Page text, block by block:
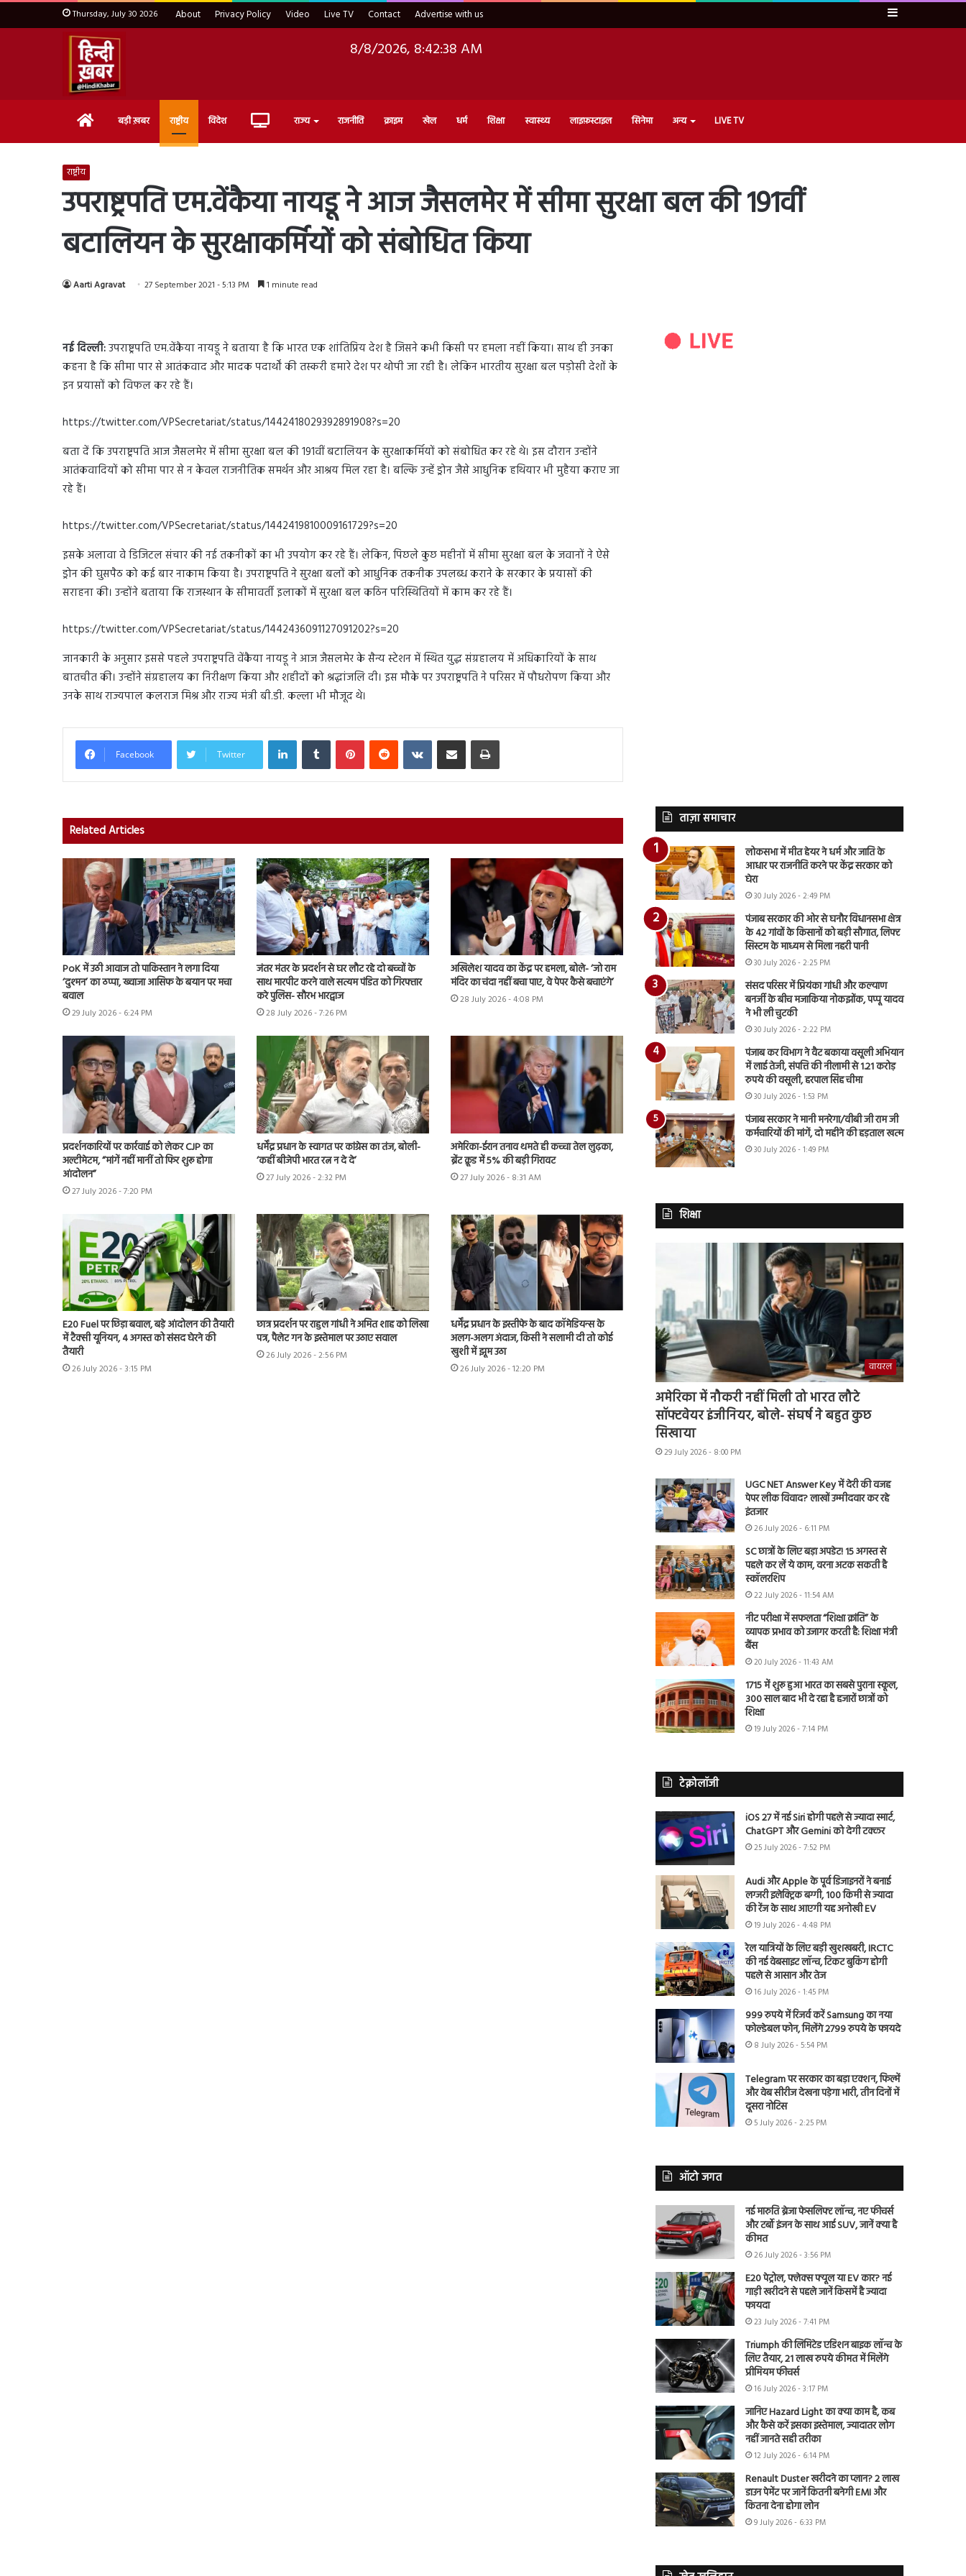
Thursday, July 30 2026 About Privacy Policy Video Live TV Contact Advertise with us Sidebar
8/8/2026, 8:42:39 AM
Home बड़ी ख़बर राष्ट्रीय विदेश Live राज्य राजनीति क्राइम खेल धर्म शिक्षा स्वास्थ्य लाइफ़स्टाइल सिनेमा अन्य LIVE TV
राष्ट्रीय
उपराष्ट्रपति एम.वेंकैया नायडू ने आज जैसलमेर में सीमा सुरक्षा बल की 191वीं
बटालियन के सुरक्षाकर्मियों को संबोधित किया
Aarti Agravat 27 September 2021 - 5:13 PM 1 minute read
नई दिल्ली:उपराष्ट्रपति एम.वेंकैया नायडू ने बताया है कि भारत एक शांतिप्रिय देश है जिसने कभी किसी पर हमला नहीं किया। साथ ही उनका
कहना है कि सीमा पार से आतंकवाद और मादक पदार्थों की तस्करी हमारे देश पर थोपी जा रही है। लेकिन भारतीय सुरक्षा बल पड़ोसी देशों के
इन प्रयासों को विफल कर रहे हैं।
https://twitter.com/VPSecretariat/status/1442418029392891908?s=20
बता दें कि उपराष्ट्रपति आज जैसलमेर में सीमा सुरक्षा बल की 191वीं बटालियन के सुरक्षाकर्मियों को संबोधित कर रहे थे। इस दौरान उन्होंने
आतंकवादियों को सीमा पार से न केवल राजनीतिक समर्थन और आश्रय मिल रहा है। बल्कि उन्हें ड्रोन जैसे आधुनिक हथियार भी मुहैया कराए जा
रहे हैं।
https://twitter.com/VPSecretariat/status/1442419810009161729?s=20
इसके अलावा वे डिजिटल संचार की नई तकनीकों का भी उपयोग कर रहे हैं। लेकिन, पिछले कुछ महीनों में सीमा सुरक्षा बल के जवानों ने ऐसे
ड्रोन की घुसपैठ को कई बार नाकाम किया है। उपराष्ट्रपति ने सुरक्षा बलों को आधुनिक तकनीक उपलब्ध कराने के सरकार के प्रयासों की
सराहना की। उन्होंने बताया कि राजस्थान के सीमावर्ती इलाकों में सुरक्षा बल कठिन परिस्थितियों में काम कर रहे हैं।
https://twitter.com/VPSecretariat/status/1442436091127091202?s=20
जानकारी के अनुसार इससे पहले उपराष्ट्रपति वेंकैया नायडू ने आज जैसलमेर के सैन्य स्टेशन में स्थित युद्ध संग्रहालय में अधिकारियों के साथ
बातचीत की। उन्होंने संग्रहालय का निरीक्षण किया और शहीदों को श्रद्धांजलि दी। इस मौके पर उपराष्ट्रपति ने परिसर में पौधरोपण किया और
उनके साथ राज्यपाल कलराज मिश्र और राज्य मंत्री बी.डी. कल्ला भी मौजूद थे।
Facebook Twitter
LinkedInTumblr PinterestReddit VKontakteShare via Email Print
Related Articles
PoK में उठी आवाज तो पाकिस्तान ने लगा दिया
‘दुश्मन’ का ठप्पा, ख्वाजा आसिफ के बयान पर मचा
बवाल
29 July 2026 - 6:24 PM
जंतर मंतर के प्रदर्शन से घर लौट रहे दो बच्चों के
साथ मारपीट करने वाले सत्यम पंडित को गिरफ्तार
करे पुलिस- सौरभ भारद्वाज
28 July 2026 - 7:26 PM
अखिलेश यादव का केंद्र पर हमला, बोले- ‘जो राम
मंदिर का चंदा नहीं बचा पाए, वे पेपर कैसे बचाएंगे’
28 July 2026 - 4:08 PM
प्रदर्शनकारियों पर कार्रवाई को लेकर CJP का
अल्टीमेटम, “मांगें नहीं मानीं तो फिर शुरू होगा
आंदोलन”
27 July 2026 - 7:20 PM
धर्मेंद्र प्रधान के स्वागत पर कांग्रेस का तंज, बोली-
‘कहीं बीजेपी भारत रत्न न दे दे’
27 July 2026 - 2:32 PM
अमेरिका-ईरान तनाव थमते ही कच्चा तेल लुढ़का,
ब्रेंट क्रूड में 5% की बड़ी गिरावट
27 July 2026 - 8:31 AM
E20 Fuel पर छिड़ा बवाल, बड़े आंदोलन की तैयारी
में टैक्सी यूनियन, 4 अगस्त को संसद घेरने की
तैयारी
26 July 2026 - 3:15 PM
छात्र प्रदर्शन पर राहुल गांधी ने अमित शाह को लिखा
पत्र, पैलेट गन के इस्तेमाल पर उठाए सवाल
26 July 2026 - 2:56 PM
धर्मेंद्र प्रधान के इस्तीफे के बाद कॉमेडियन्स के
अलग-अलग अंदाज, किसी ने सलामी दी तो कोई
खुशी में झूम उठा
26 July 2026 - 12:20 PM
ताज़ा समाचार
लोकसभा में मीत हेयर ने धर्म और जाति के
आधार पर राजनीति करने पर केंद्र सरकार को
घेरा
30 July 2026 - 2:49 PM
पंजाब सरकार की ओर से घनौर विधानसभा क्षेत्र
के 42 गांवों के किसानों को बड़ी सौगात, लिफ्ट
सिस्टम के माध्यम से मिला नहरी पानी
30 July 2026 - 2:25 PM
संसद परिसर में प्रियंका गांधी और कल्याण
बनर्जी के बीच मजाकिया नोकझोंक, पप्पू यादव
ने भी ली चुटकी
30 July 2026 - 2:22 PM
पंजाब कर विभाग ने वैट बकाया वसूली अभियान
में लाई तेजी, संपत्ति की नीलामी से 1.21 करोड़
रुपये की वसूली, हरपाल सिंह चीमा
30 July 2026 - 1:53 PM
पंजाब सरकार ने मानी मनरेगा/वीबी जी राम जी
कर्मचारियों की मांगें, दो महीने की हड़ताल खत्म
30 July 2026 - 1:49 PM
शिक्षा
वायरल
अमेरिका में नौकरी नहीं मिली तो भारत लौटे
सॉफ्टवेयर इंजीनियर, बोले- संघर्ष ने बहुत कुछ
सिखाया
29 July 2026 - 8:00 PM
UGC NET Answer Key में देरी की वजह
पेपर लीक विवाद? लाखों उम्मीदवार कर रहे
इंतजार
26 July 2026 - 6:11 PM
SC छात्रों के लिए बड़ा अपडेट! 15 अगस्त से
पहले कर लें ये काम, वरना अटक सकती है
स्कॉलरशिप
22 July 2026 - 11:54 AM
नीट परीक्षा में सफलता “शिक्षा क्रांति” के
व्यापक प्रभाव को उजागर करती है: शिक्षा मंत्री
बैंस
20 July 2026 - 11:43 AM
1715 में शुरू हुआ भारत का सबसे पुराना स्कूल,
300 साल बाद भी दे रहा है हजारों छात्रों को
शिक्षा
19 July 2026 - 7:14 PM
टेक्नोलॉजी
iOS 27 में नई Siri होगी पहले से ज्यादा स्मार्ट,
ChatGPT और Gemini को देगी टक्कर
25 July 2026 - 7:52 PM
Audi और Apple के पूर्व डिजाइनरों ने बनाई
लग्जरी इलेक्ट्रिक बग्गी, 100 किमी से ज्यादा
की रेंज के साथ आएगी यह अनोखी EV
19 July 2026 - 4:48 PM
रेल यात्रियों के लिए बड़ी खुशखबरी, IRCTC
की नई वेबसाइट लॉन्च, टिकट बुकिंग होगी
पहले से आसान और तेज
16 July 2026 - 1:45 PM
999 रुपये में रिजर्व करें Samsung का नया
फोल्डेबल फोन, मिलेंगे 2799 रुपये के फायदे
8 July 2026 - 5:54 PM
Telegram पर सरकार का बड़ा एक्शन, फिल्में
और वेब सीरीज देखना पड़ेगा भारी, तीन दिनों में
दूसरा नोटिस
5 July 2026 - 2:25 PM
ऑटो जगत
नई मारुति ब्रेजा फेसलिफ्ट लॉन्च, नए फीचर्स
और टर्बो इंजन के साथ आई SUV, जानें क्या है
कीमत
26 July 2026 - 3:56 PM
E20 पेट्रोल, फ्लेक्स फ्यूल या EV कार? नई
गाड़ी खरीदने से पहले जानें किसमें है ज्यादा
फायदा
23 July 2026 - 7:41 PM
Triumph की लिमिटेड एडिशन बाइक लॉन्च के
लिए तैयार, 21 लाख रुपये कीमत में मिलेंगे
प्रीमियम फीचर्स
16 July 2026 - 3:17 PM
जानिए Hazard Light का क्या काम है, कब
और कैसे करें इसका इस्तेमाल, ज्यादातर लोग
नहीं जानते सही तरीका
12 July 2026 - 6:14 PM
Renault Duster खरीदने का प्लान? 2 लाख
डाउन पेमेंट पर जानें कितनी बनेगी EMI और
कितना देना होगा लोन
9 July 2026 - 6:33 PM